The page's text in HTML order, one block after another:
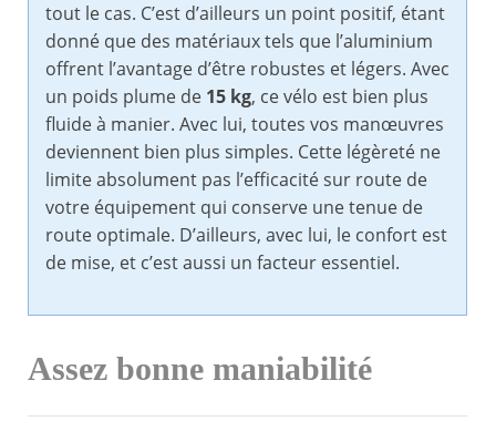
tout le cas. C’est d’ailleurs un point positif, étant
donné que des matériaux tels que l’aluminium
offrent l’avantage d’être robustes et légers. Avec
un poids plume de 15 kg, ce vélo est bien plus
fluide à manier. Avec lui, toutes vos manœuvres
deviennent bien plus simples. Cette légèreté ne
limite absolument pas l’efficacité sur route de
votre équipement qui conserve une tenue de
route optimale. D’ailleurs, avec lui, le confort est
de mise, et c’est aussi un facteur essentiel.
Assez bonne maniabilité